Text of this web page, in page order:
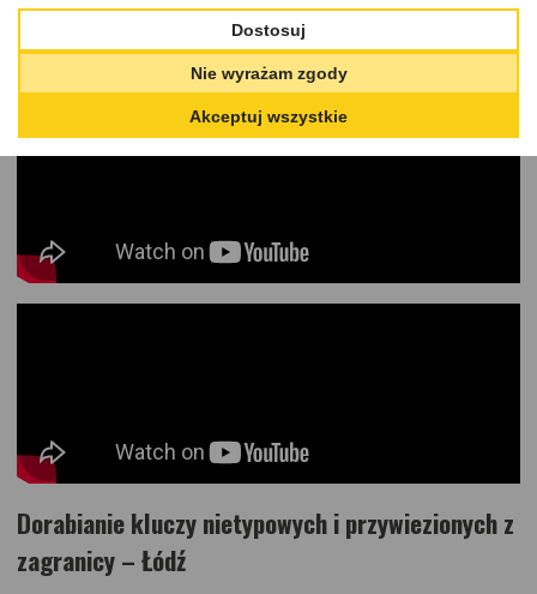
Poniżej zamieszczamy dwa filmy, z których można dowiedzieć się,
jak realizujemy omawiane prace:
Dorabianie kluczy nietypowych i przywiezionych z
zagranicy – Łódź
Dostosuj
Nie wyrażam zgody
Akceptuj wszystkie